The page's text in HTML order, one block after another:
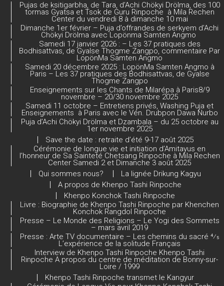
a
n
n
el
Pujas de ksitigarbha, de Tara, d’Achi Chökyi Drölma, des 100
tormas Gyatsa et Tsok de Guru Rinpoche à Mila Rechen
Center du vendredi 8 à dimanche 10 mai
Dimanche 1er février – Puja d’offrandes de serkyem d’Achi
Chökyi Drölma avec Lopönma Samten Angmo
Samedi 17 janvier 2026 : – Les 37 pratiques des
Bodhisattvas, de Gyalse Thogme Zangpo, commentaire Par
LopönMa Samten Angmo
Samedi 20 décembre 2025 : LopönMa Samten Angmo à
Paris – Les 37 pratiques des Bodhisattvas, de Gyalse
Thogme Zangpo
Enseignements sur les Chants de Milarépa à Paris8/9
novembre – 20/30 novembre 2025
Samedi 11 octobre – Entretiens privés, Washing Puja et
Enseignements à Paris avec le Vén. Drubpon Dawa Nurbo
Puja d’Achi Chökyi Drölma et Dzambala – du 25 octobre au
1er novembre 2025
Save the date : retraite d’été 9-17 août 2025
Cérémonie de longue vie et initiation d’Amitayus en
l’honneur de Sa Sainteté Chetsang Rinpoche à Mila Rechen
Center Samedi 2 et Dimanche 3 août 2025
Qui sommes nous?
La lignée Drikung Kagyu
A propos de Khenpo Tashi Rinpoche
Khenpo Konchok Tashi Rinpoche
Livre : Biographie de Khenpo Tashi Rinpoche par Khenchen
Konchok Rangdol Rinpoche
Presse – Le Monde des Religions – Le Yogi des Sommets
– mars avril 2019
Presse : Arte TV documentaire – Les chemins du sacré 4⁄5
L’expérience de la solitude Français
Interview de Khenpo Tashi Rinpoche Khenpo Tashi
Rinpoche A propos du centre de méditation de Bonny-sur-
Loire / 1999
Khenpo Tashi Rinpoche transmet le Kangyur